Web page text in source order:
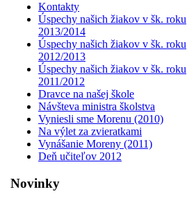
Kontakty
Úspechy našich žiakov v šk. roku
2013/2014
Úspechy našich žiakov v šk. roku
2012/2013
Úspechy našich žiakov v šk. roku
2011/2012
Dravce na našej škole
Návšteva ministra školstva
Vyniesli sme Morenu (2010)
Na výlet za zvieratkami
Vynášanie Moreny (2011)
Deň učiteľov 2012
Novinky